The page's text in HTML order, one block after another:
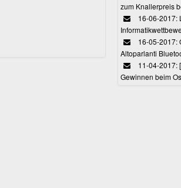
zum Knallerpreis
16-06-2017:
16-05-2017:
Altoparlanti
11-04-2017:
Gewinnen beim